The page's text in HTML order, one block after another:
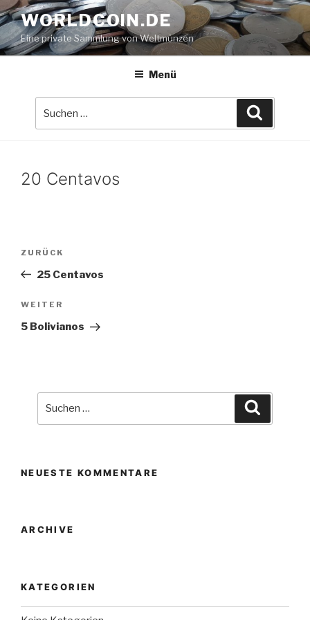
Zum
Inhalt
springen
WORLDCOIN.DE
Eine private Sammlung von Weltmünzen
Menü
20 Centavos
Beitrags-
Vorheriger
Beitrag
ZURÜCK
25 Centavos
Nächster
Beitrag
WEITER
5 Bolivianos
NEUESTE KOMMENTARE
ARCHIVE
KATEGORIEN